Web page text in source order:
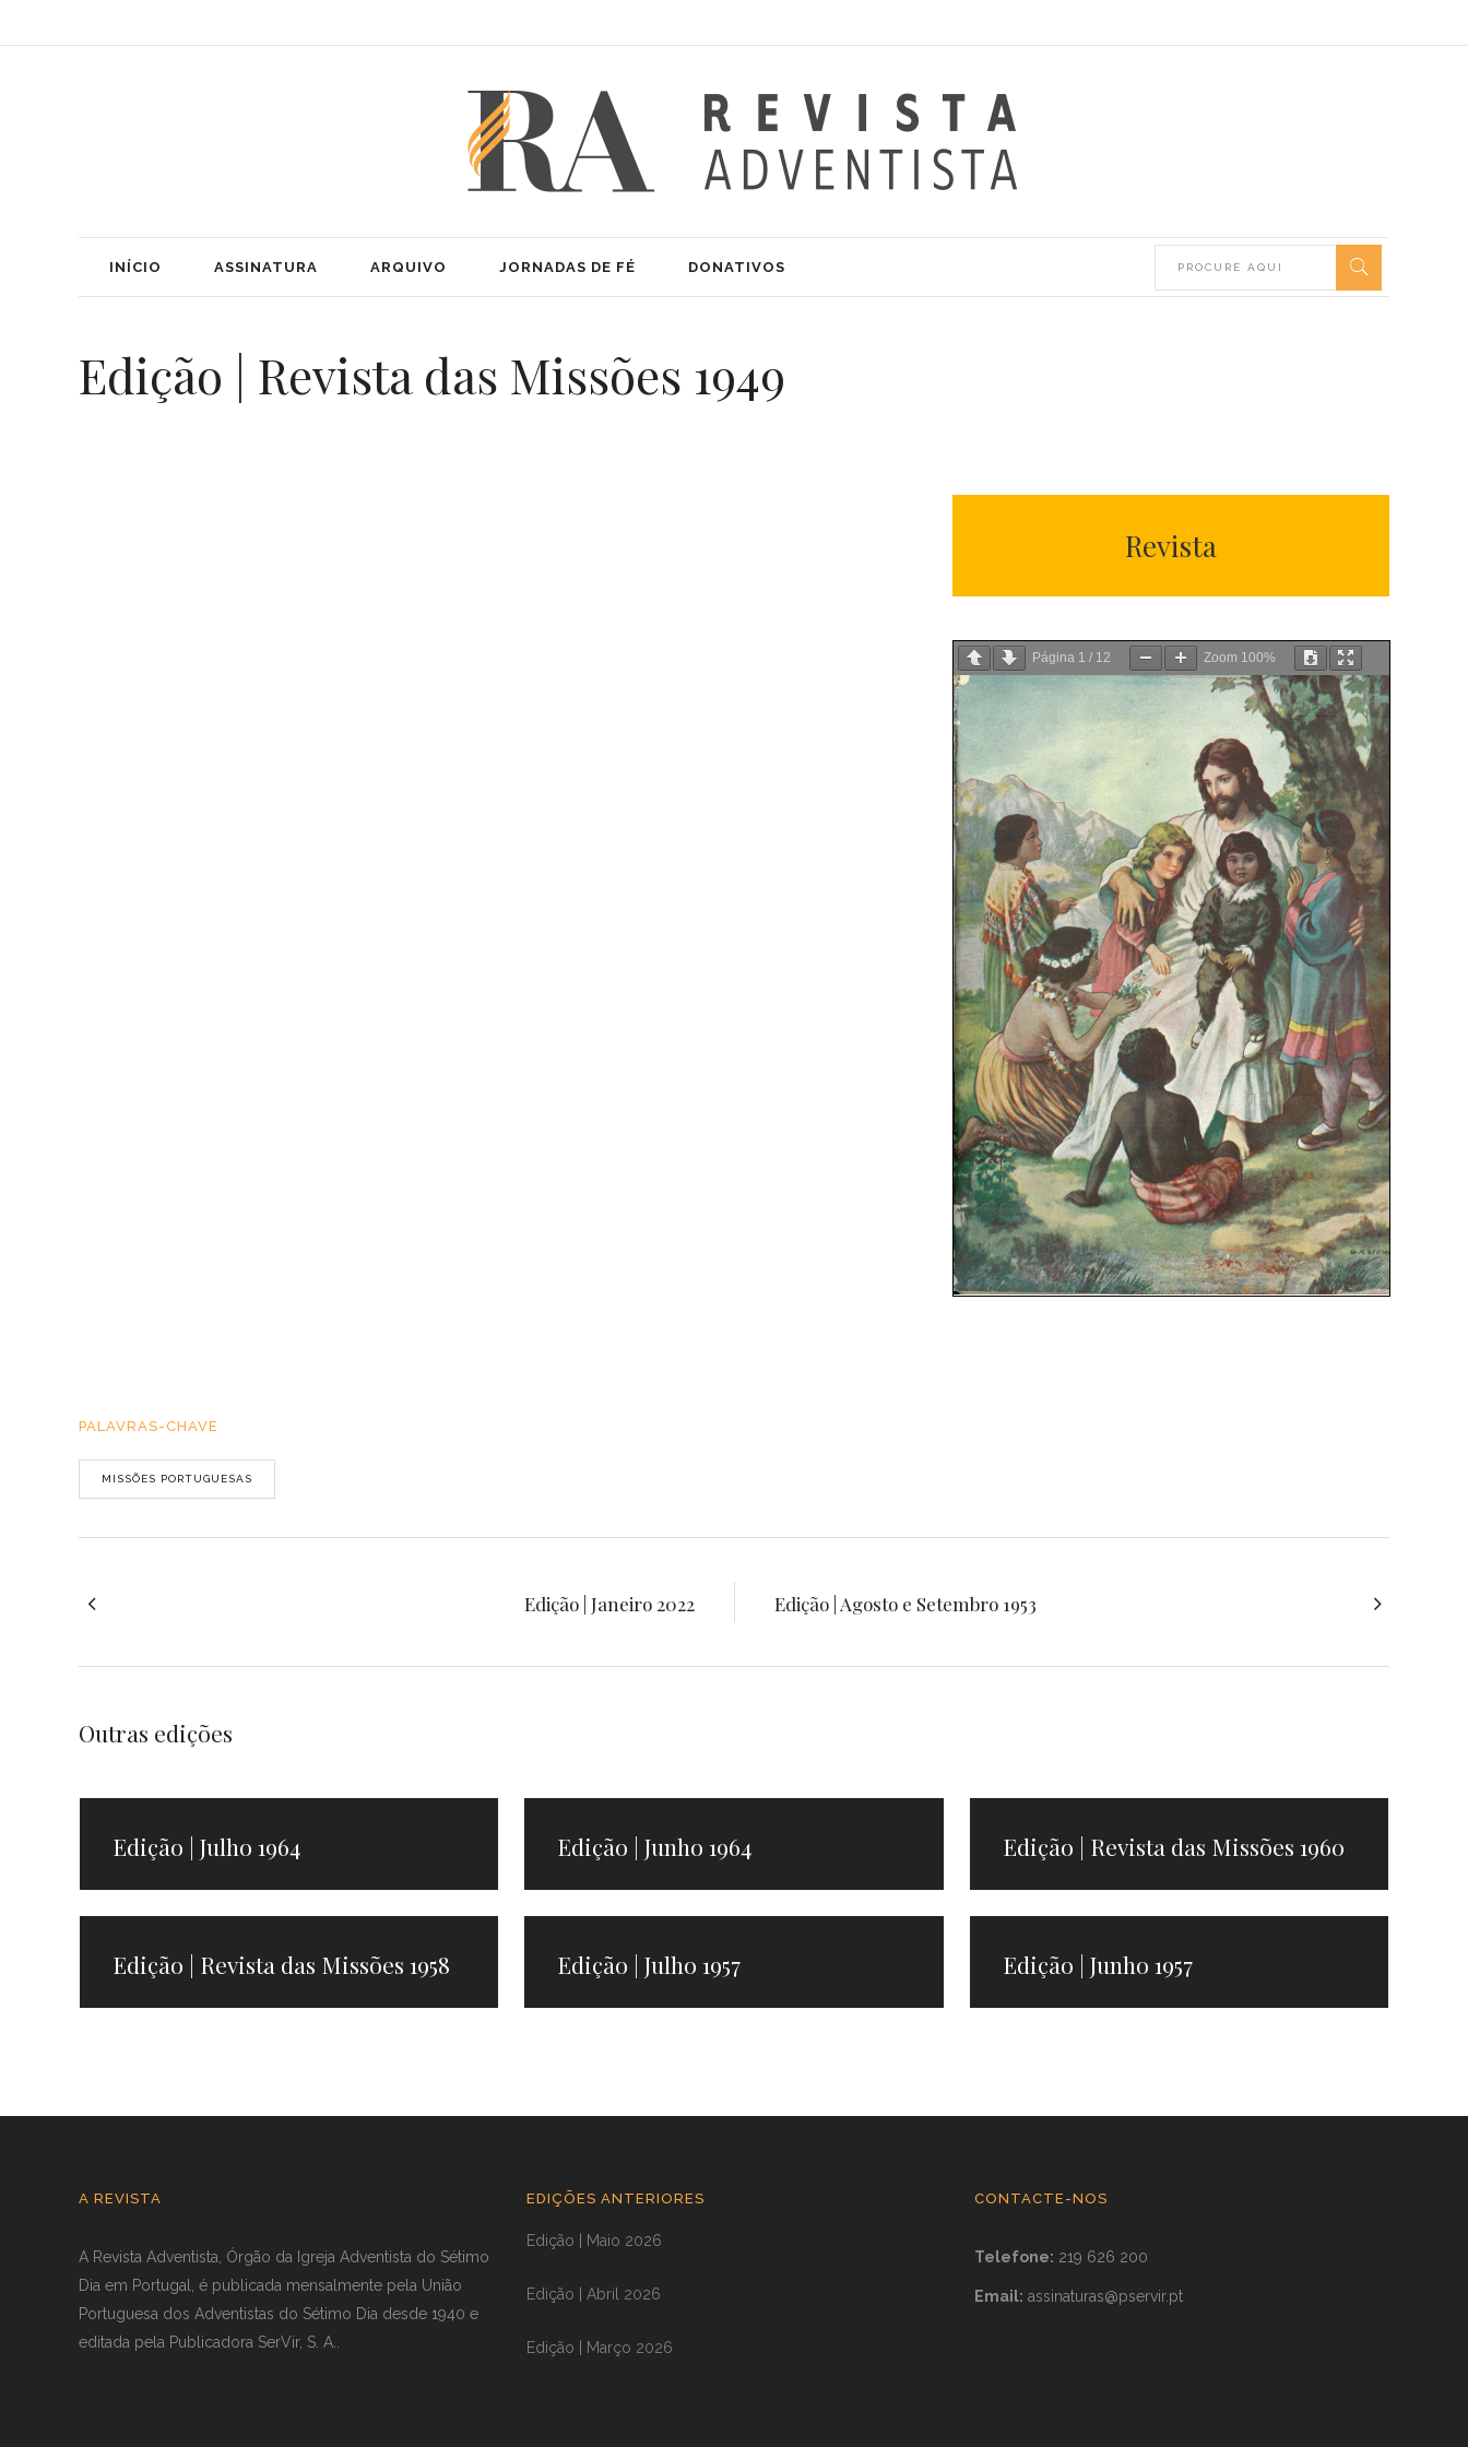
INÍCIO ASSINATURA ARQUIVO JORNADAS DE FÉ DONATIVOS
Edição | Revista das Missões 1949
Revista
Página 1 / 12 Zoom 100%
PALAVRAS-CHAVE
MISSÕES PORTUGUESAS
Edição | Janeiro 2022 Edição | Agosto e Setembro 1953
Outras edições
Edição | Julho 1964 Edição | Junho 1964 Edição | Revista das Missões 1960
Edição | Revista das Missões 1958 Edição | Julho 1957 Edição | Junho 1957
A REVISTA
A Revista Adventista, Órgão da Igreja Adventista do Sétimo
Dia em Portugal, é publicada mensalmente pela União
Portuguesa dos Adventistas do Sétimo Dia desde 1940 e
editada pela Publicadora SerVir, S. A..
EDIÇÕES ANTERIORES
Edição | Maio 2026
Edição | Abril 2026
Edição | Março 2026
CONTACTE-NOS
Telefone: 219 626 200
Email: assinaturas@pservir.pt